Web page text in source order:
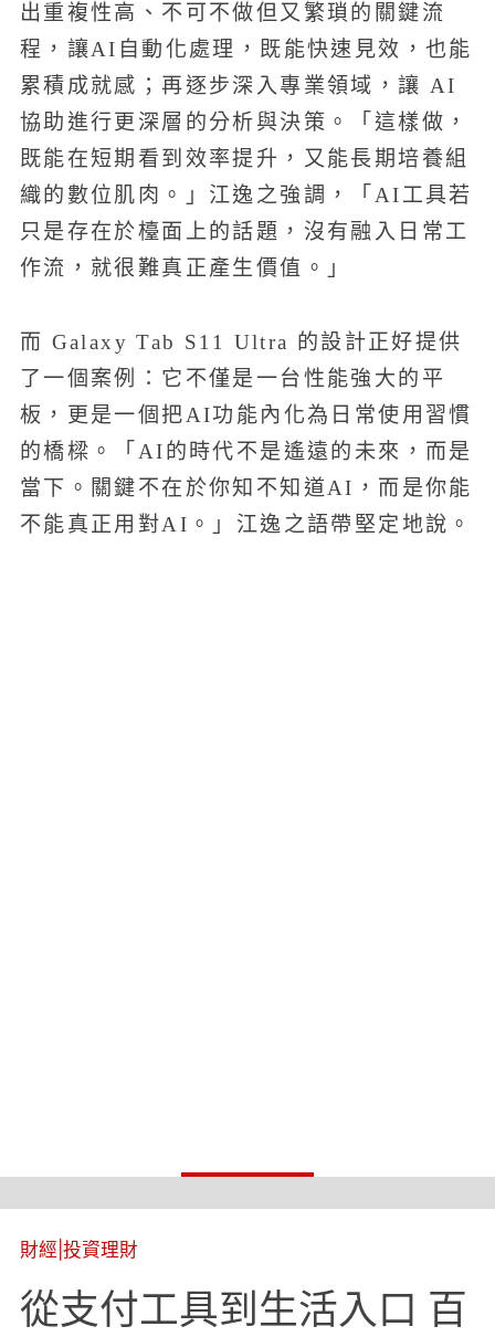
出重複性高、不可不做但又繁瑣的關鍵流
程，讓AI自動化處理，既能快速見效，也能
累積成就感；再逐步深入專業領域，讓 AI
協助進行更深層的分析與決策。「這樣做，
既能在短期看到效率提升，又能長期培養組
織的數位肌肉。」江逸之強調，「AI工具若
只是存在於檯面上的話題，沒有融入日常工
作流，就很難真正產生價值。」
而 Galaxy Tab S11 Ultra 的設計正好提供
了一個案例：它不僅是一台性能強大的平
板，更是一個把AI功能內化為日常使用習慣
的橋樑。「AI的時代不是遙遠的未來，而是
當下。關鍵不在於你知不知道AI，而是你能
不能真正用對AI。」江逸之語帶堅定地說。
財經 投資理財
從支付工具到生活入口 百